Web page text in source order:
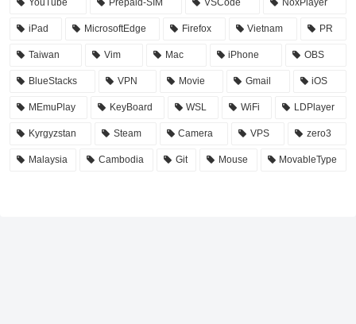
YouTube Prepaid-SIM VSCode NoxPlayer
iPad MicrosoftEdge Firefox Vietnam PR
Taiwan Vim Mac iPhone OBS
BlueStacks VPN Movie Gmail iOS
MEmuPlay KeyBoard WSL WiFi LDPlayer
Kyrgyzstan Steam Camera VPS zero3
Malaysia Cambodia Git Mouse MovableType